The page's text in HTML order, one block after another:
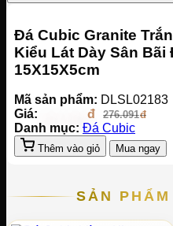
Đá Cubic Granite
Kiểu Lát Dày Sân Bãi
15X15X5cm
Mã sản phẩm: DLSL02183
Giá:
276.091
Danh mục: Đá Cubic
Thêm vào giỏ Mua ngay
SẢN